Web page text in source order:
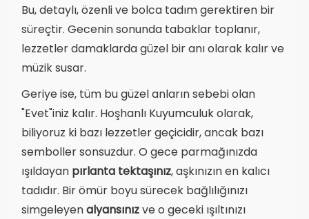
Bu, detaylı, özenli ve bolca tadım gerektiren bir
süreçtir. Gecenin sonunda tabaklar toplanır,
lezzetler damaklarda güzel bir anı olarak kalır ve
müzik susar.
Geriye ise, tüm bu güzel anların sebebi olan
"Evet"iniz kalır. Hoşhanlı Kuyumculuk olarak,
biliyoruz ki bazı lezzetler geçicidir, ancak bazı
semboller sonsuzdur. O gece parmağınızda
ışıldayan pırlanta tektaşınız, aşkınızın en kalıcı
tadıdır. Bir ömür boyu sürecek bağlılığınızı
simgeleyenalyansınızve o geceki ışıltınızı